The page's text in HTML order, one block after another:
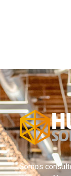
Buscamos
agregado a la
sociales.
cliente y un
compartimos
mensual con
seleccionadas
equipo.